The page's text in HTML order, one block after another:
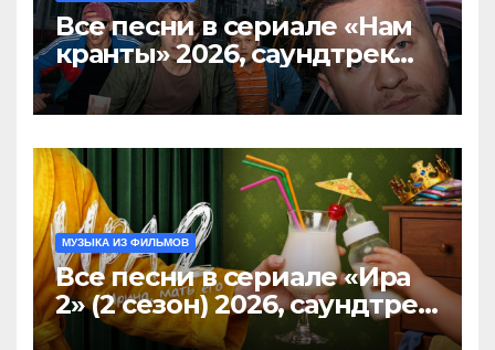
Все песни в сериале «Нам
кранты» 2026, саундтрек
слушать тут
МУЗЫКА ИЗ ФИЛЬМОВ
Все песни в сериале «Ира
2» (2 сезон) 2026, саундтрек
слушать